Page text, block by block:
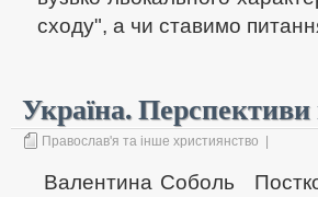
сходу", а чи ставимо
Україна. Перспективи
Православ'я та інше християнство
Валентина Соболь